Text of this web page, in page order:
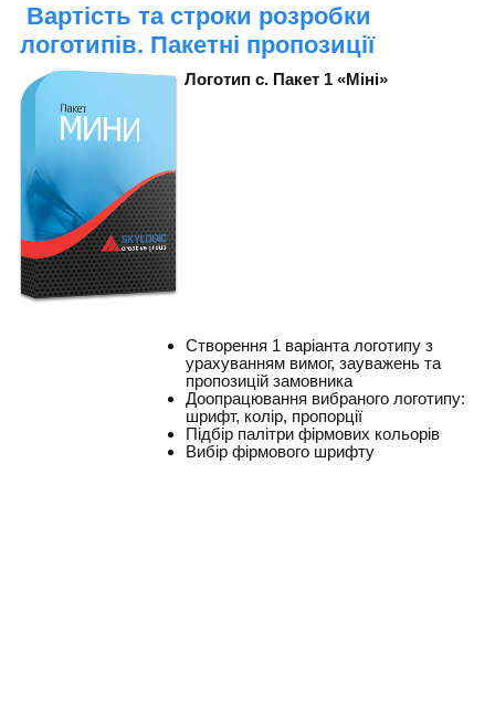
Вартість та строки розробки
логотипів. Пакетні пропозиції
Логотип с. Пакет 1 «Міні»
Створення 1 варіанта логотипу з
урахуванням вимог, зауважень та
пропозицій замовника
Доопрацювання вибраного логотипу:
шрифт, колір, пропорції
Підбір палітри фірмових кольорів
Вибір фірмового шрифту